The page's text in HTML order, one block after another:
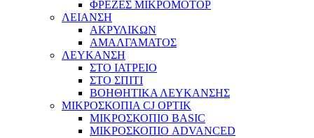
ΦΡΕΖΕΣ ΜΙΚΡΟΜΟΤΟΡ
ΛΕΙΑΝΣΗ
ΑΚΡΥΛΙΚΩΝ
ΑΜΑΛΓΑΜΑΤΟΣ
ΛΕΥΚΑΝΣΗ
ΣΤΟ ΙΑΤΡΕΙΟ
ΣΤΟ ΣΠΙΤΙ
ΒΟΗΘΗΤΙΚΑ ΛΕΥΚΑΝΣΗΣ
ΜΙΚΡΟΣΚΟΠΙΑ CJ OPTIK
ΜΙΚΡΟΣΚΟΠΙΟ BASIC
ΜΙΚΡΟΣΚΟΠΙΟ ADVANCED